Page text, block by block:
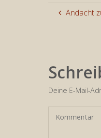
Andacht
Deine E-Mail-